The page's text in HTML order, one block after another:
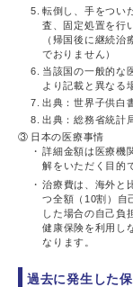
5. 転倒し、手をつい
査、固定処置を行
（帰国後に継続
でおりません）
6.
当該国の一般的な
より記載と異なる
7. 出典：世界子供白
8. 出典：総務省統計
③ 日本の医療事情
詳細金額は医療機
解をいただく目的
治療費は、海外と
つ全額（10割）自
した場合の自己負
健康保険を利用し
なります。
過去に発生した